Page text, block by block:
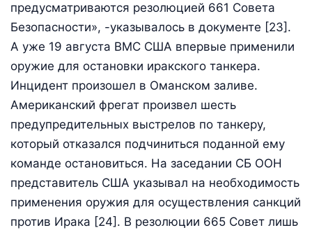
предусматриваются резолюцией 661 Совета
Безопасности», -указывалось в документе [23].
А уже 19 августа ВМС США впервые применили
оружие для остановки иракского танкера.
Инцидент произошел в Оманском заливе.
Американский фрегат произвел шесть
предупредительных выстрелов по танкеру,
который отказался подчиниться поданной ему
команде остановиться. На заседании СБ ООН
представитель США указывал на необходимость
применения оружия для осуществления санкций
против Ирака [24]. В резолюции 665 Совет лишь